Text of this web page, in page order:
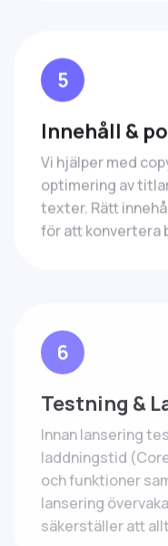
5
Innehåll &
Vi hjälper med
optimering av
texter. Rätt
för att konvertera
6
Testning &
Innan lansering
laddningstid
och funktioner
lansering
säkerställer att